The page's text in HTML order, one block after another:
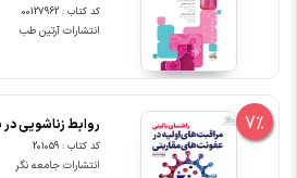
کد کتاب : 00127962
انتشارات آرتین طب
7% روابط زناشویی
کد کتاب : 201059
انتشارات جامعه نگر